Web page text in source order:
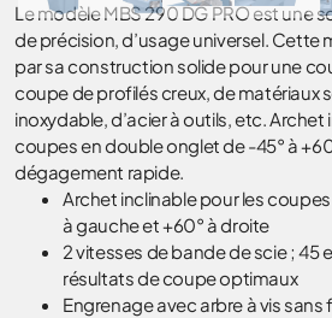
Le modèle MBS 290 DG PRO est une
de précision, d’usage universel. Cette
par sa construction solide pour une
coupe de profilés creux, de matériaux
inoxydable, d’acier à outils, etc. Archet
coupes en double onglet de -45° à
dégagement rapide.
Archet inclinable pour les
à gauche et +60° à droite
2 vitesses de bande de scie ; 45
résultats de coupe optimaux
Engrenage avec arbre à vis